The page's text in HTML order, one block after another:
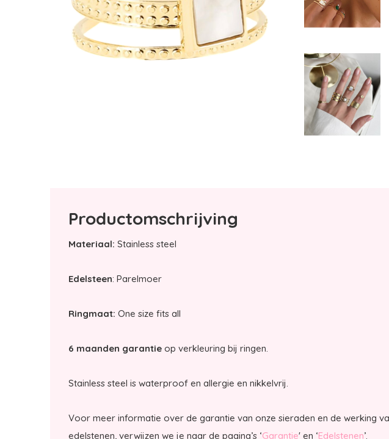
Productomschrijving
Materiaal: Stainless steel
Edelsteen: Parelmoer
Ringmaat: One size fits all
6 maanden garantie op verkleuring bij ringen.
Stainless steel is waterproof en allergie en nikkelvrij.
Voor meer informatie over de garantie van onze sieraden en de werking
edelstenen, verwijzen we je naar de pagina’s ‘Garantie' en ‘Edelstenen’.